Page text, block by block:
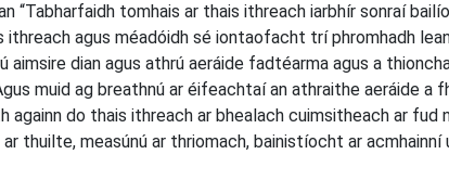
“Tabharfaidh tomhais ar thais ithreach iarbhír sonraí
ithreach agus méadóidh sé iontaofacht trí phromhadh
aimsire dian agus athrú aeráide fadtéarma agus a
muid ag breathnú ar éifeachtaí an athraithe aeráide a
againn do thais ithreach ar bhealach cuimsitheach ar fud
thuilte, measúnú ar thriomach, bainistíocht ar acmhainní